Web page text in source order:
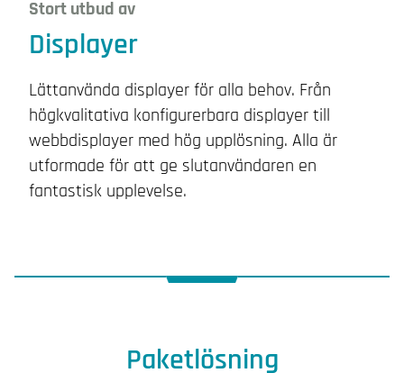
Stort utbud av
Displayer
Lättanvända displayer för alla behov. Från
högkvalitativa konfigurerbara displayer till
webbdisplayer med hög upplösning. Alla är
utformade för att ge slutanvändaren en
fantastisk upplevelse.
Paketlösning